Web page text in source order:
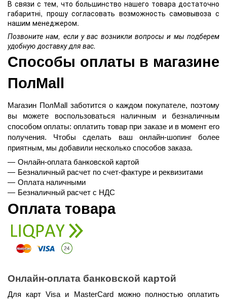
В связи с тем, что большинство нашего товара достаточно
габаритні, прошу согласовать возможность самовывоза с
нашим менеджером.
Позвоните нам, если у вас возникли вопросы и мы подберем
удобную доставку для вас.
ПолMall
Магазин ПолMall
заботится о каждом покупателе, поэтому
вы можете воспользоваться наличным и безналичным
способом оплаты: оплатить товар при заказе и в момент его
получения. Чтобы сделать ваш онлайн-шопинг более
приятным, мы добавили несколько способов заказа.
Онлайн-оплата банковской картой
Безналичный расчет по счет-фактуре и реквизитами
Оплата наличными
Безналичный расчет с НДС
Оплата товара
Онлайн-оплата банковской картой
Для карт Visa и MasterCard можно полностью оплатить